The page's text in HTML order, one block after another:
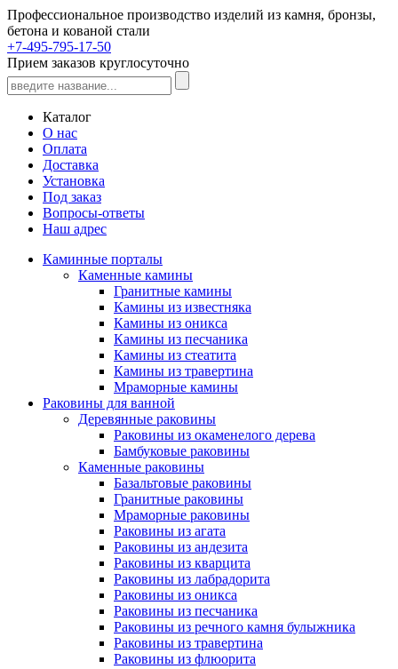
Профессиональное производство изделий из камня, бронзы,
бетона и кованой стали
+7-495-795-17-50
Прием заказов круглосуточно
Каталог
О нас
Оплата
Доставка
Установка
Под заказ
Вопросы-ответы
Наш адрес
Каминные порталы
Каменные камины
Гранитные камины
Камины из известняка
Камины из оникса
Камины из песчаника
Камины из стеатита
Камины из травертина
Мраморные камины
Раковины для ванной
Деревянные раковины
Раковины из окаменелого дерева
Бамбуковые раковины
Каменные раковины
Базальтовые раковины
Гранитные раковины
Мраморные раковины
Раковины из агата
Раковины из андезита
Раковины из кварцита
Раковины из лабрадорита
Раковины из оникса
Раковины из песчаника
Раковины из речного камня булыжника
Раковины из травертина
Раковины из флюорита